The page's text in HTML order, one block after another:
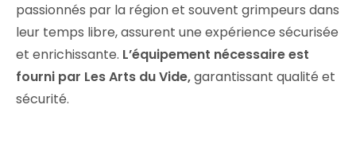
passionnés par la région et souvent grimpeurs dans
leur temps libre, assurent une expérience sécurisée
et enrichissante. L’équipement nécessaire est
fourni par Les Arts du Vide,garantissant qualité et
sécurité.